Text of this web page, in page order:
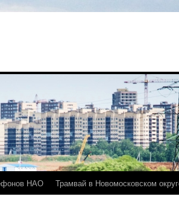
НАО Трамвай в Новомосковском